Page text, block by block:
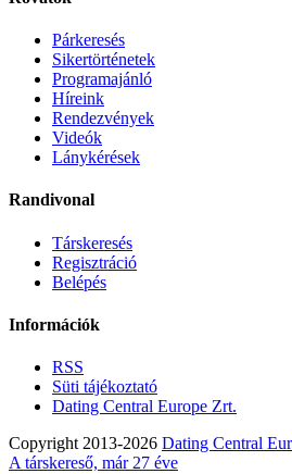
Párkeresés
Sikertörténetek
Programajánló
Híreink
Rendezvények
Videók
Lánykérések
Randivonal
Társkeresés
Regisztráció
Belépés
Információk
RSS
Süti tájékoztató
Dating Central Europe Zrt.
Copyright 2013-2026 Dating Central
A társkereső, már 27 éve